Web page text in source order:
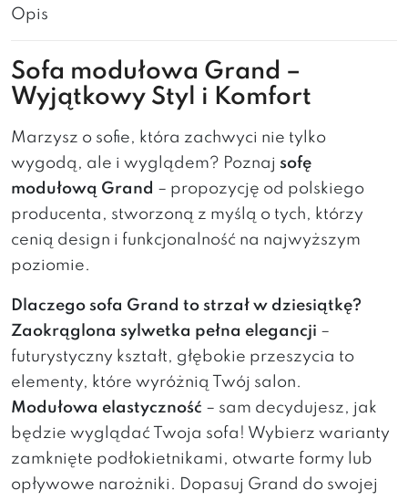
Opis
Sofa modułowa Grand –
Wyjątkowy Styl i Komfort
Marzysz o sofie, która zachwyci nie tylko
wygodą, ale i wyglądem? Poznaj sofę
modułową Grand – propozycję od polskiego
producenta, stworzoną z myślą o tych, którzy
cenią design i funkcjonalność na najwyższym
poziomie.
Dlaczego sofa Grand to strzał w dziesiątkę?
Zaokrąglona sylwetka pełna elegancji –
futurystyczny kształt, głębokie przeszycia to
elementy, które wyróżnią Twój salon.
Modułowa elastyczność – sam decydujesz, jak
będzie wyglądać Twoja sofa! Wybierz warianty
zamknięte podłokietnikami, otwarte formy lub
opływowe narożniki. Dopasuj Grand do swojej